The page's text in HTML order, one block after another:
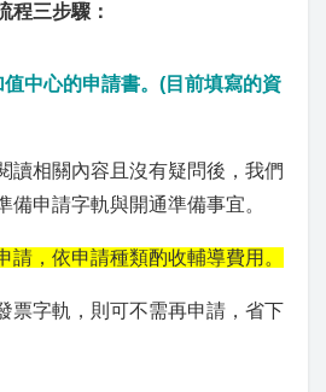
程三步驟：
中心的申請書。(目前填寫的資
讀相關內容且沒有疑問後，我們
備申請字軌與開通準備事宜。
請，依申請種類酌收輔導費用。
票字軌，則可不需再申請，省下